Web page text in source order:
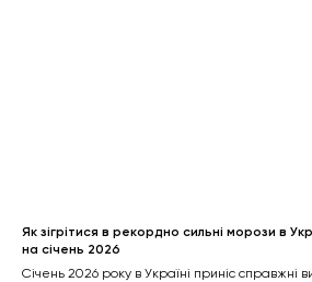
Як зігрітися в рекордно сильні морози в
на січень 2026
Січень 2026 року в Україні приніс справжні